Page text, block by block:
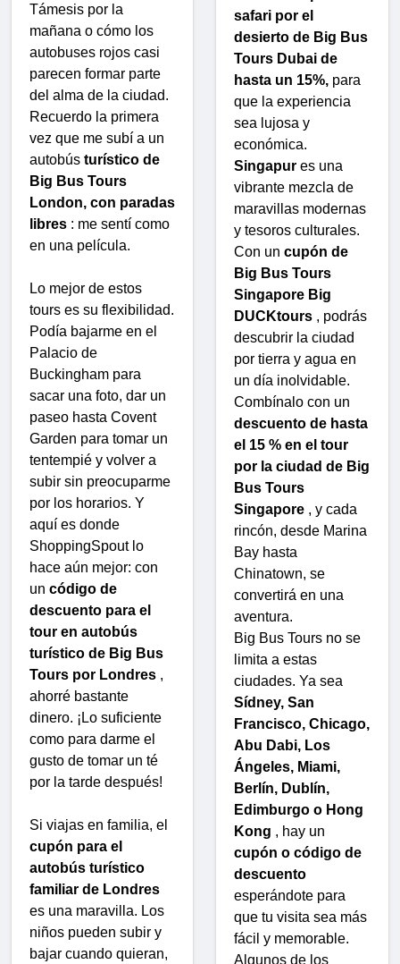
Támesis por la
mañana o cómo los
autobuses rojos casi
parecen formar parte
del alma de la ciudad.
Recuerdo la primera
vez que me subí a un
autobús turístico de
Big Bus Tours
London, con paradas
libres : me sentí como
en una película.
Lo mejor de estos
tours es su flexibilidad.
Podía bajarme en el
Palacio de
Buckingham para
sacar una foto, dar un
paseo hasta Covent
Garden para tomar un
tentempié y volver a
subir sin preocuparme
por los horarios. Y
aquí es donde
ShoppingSpout lo
hace aún mejor: con
un código de
descuento para el
tour en autobús
turístico de Big Bus
Tours por Londres ,
ahorré bastante
dinero. ¡Lo suficiente
como para darme el
gusto de tomar un té
por la tarde después!
Si viajas en familia, el
cupón para el
autobús turístico
familiar de Londres
es una maravilla. Los
niños pueden subir y
bajar cuando quieran,
safari por el
desierto de Big Bus
Tours Dubai de
hasta un 15%, para
que la experiencia
sea lujosa y
económica.
Singapur es una
vibrante mezcla de
maravillas modernas
y tesoros culturales.
Con un cupón de
Big Bus Tours
Singapore Big
DUCKtours , podrás
descubrir la ciudad
por tierra y agua en
un día inolvidable.
Combínalo con un
descuento de hasta
el 15 % en el tour
por la ciudad de Big
Bus Tours
Singapore , y cada
rincón, desde Marina
Bay hasta
Chinatown, se
convertirá en una
aventura.
Big Bus Tours no se
limita a estas
ciudades. Ya sea
Sídney, San
Francisco, Chicago,
Abu Dabi, Los
Ángeles, Miami,
Berlín, Dublín,
Edimburgo o Hong
Kong , hay un
cupón o código de
descuento
esperándote para
que tu visita sea más
fácil y memorable.
Algunos de los